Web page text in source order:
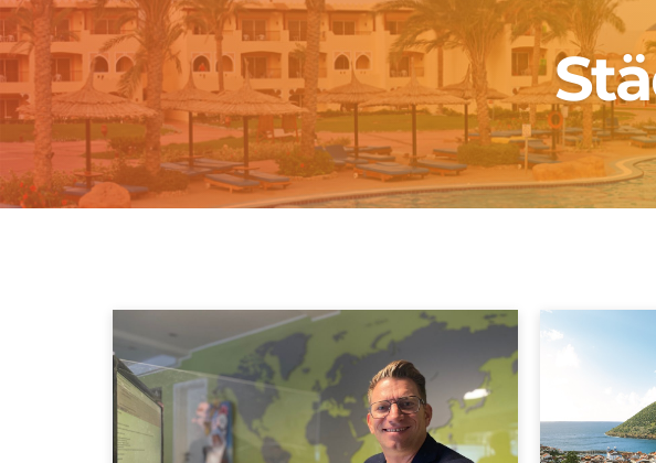
Über Uns
Presse
Karriere
Kontakt & Feedback
Reiseberichte &
Hilfe & FAQ
Reiseschutz
Auswärtiges Amt